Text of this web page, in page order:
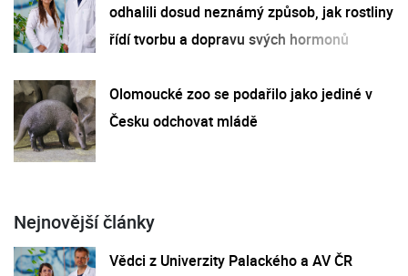
odhalili dosud neznámý způsob, jak rostliny
řídí tvorbu a dopravu svých hormonů
Olomoucké zoo se podařilo jako jediné v
Česku odchovat mládě
Nejnovější články
Vědci z Univerzity Palackého a AV ČR